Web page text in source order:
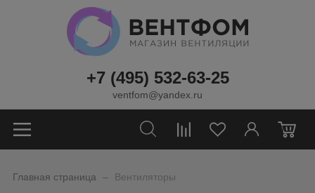
+7 (495) 532-63-25
ventfom@yandex.ru
0
Главная страница Вентиляторы